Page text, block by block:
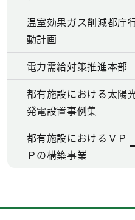
温室効果ガス削減都庁
動計画
電力需給対策推進本部
都有施設における太陽
発電設置事例集
都有施設におけるＶＰ
Ｐの構築事業